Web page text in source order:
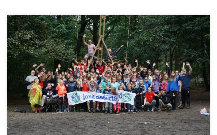
Op zaterdag 10 november organiseert Jong Nederland Budel-
Schoot een reünie voor al haar oud-leiding. Het huidige
leidingteam van Jong Nederland wil graag kennismaken met alle
mensen die hen zijn voorgegaan. Het idee voor een reünie is
spontaan ontstaan. Iedereen die in de ruim 70-jarige historie van
de vereniging leiding is […]